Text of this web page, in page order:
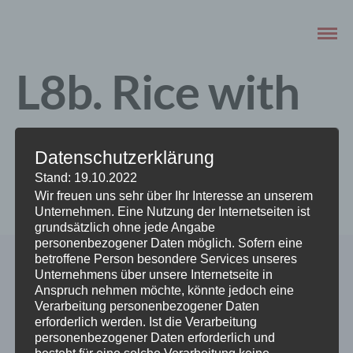
L8b. Rice with
shrimps
Datenschutzerklärung
Stand: 19.10.2022
Wir freuen uns sehr über Ihr Interesse an unserem
Unternehmen. Eine Nutzung der Internetseiten ist
grundsätzlich ohne jede Angabe
personenbezogener Daten möglich. Sofern eine
betroffene Person besondere Services unseres
Unternehmens über unsere Internetseite in
Anspruch nehmen möchte, könnte jedoch eine
Verarbeitung personenbezogener Daten
erforderlich werden. Ist die Verarbeitung
personenbezogener Daten erforderlich und